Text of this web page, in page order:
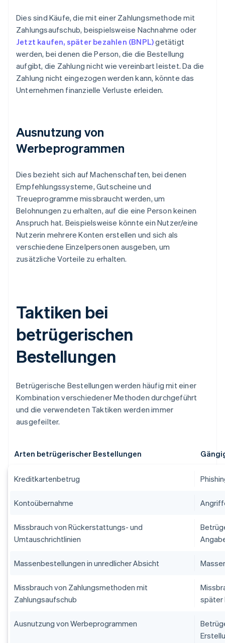
Dies sind Käufe, die mit einer Zahlungsmethode mit
Zahlungsaufschub, beispielsweise Nachnahme oder
Jetzt kaufen, später bezahlen (BNPL)getätigt
werden, bei denen die Person, die die Bestellung
aufgibt, die Zahlung nicht wie vereinbart leistet. Da die
Zahlung nicht eingezogen werden kann, könnte das
Unternehmen finanzielle Verluste erleiden.
Ausnutzung von
Werbeprogrammen
Dies bezieht sich auf Machenschaften, bei denen
Empfehlungssysteme, Gutscheine und
Treueprogramme missbraucht werden, um
Belohnungen zu erhalten, auf die eine Person keinen
Anspruch hat. Beispielsweise könnte ein Nutzer/eine
Nutzerin mehrere Konten erstellen und sich als
verschiedene Einzelpersonen ausgeben, um
zusätzliche Vorteile zu erhalten.
Taktiken bei
betrügerischen
Bestellungen
Betrügerische Bestellungen werden häufig mit einer
Kombination verschiedener Methoden durchgeführt
und die verwendeten Taktiken werden immer
ausgefeilter.
Arten betrügerischer Bestellungen
Kreditkartenbetrug
Kontoübernahme
Missbrauch von Rückerstattungs- und
Umtauschrichtlinien
Massenbestellungen in unredlicher Absicht
Missbrauch von Zahlungsmethoden mit
Zahlungsaufschub
später
Ausnutzung von Werbeprogrammen